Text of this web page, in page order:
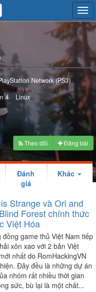
Network (PS3)
4 Linux
Theo dõi Đăng bài
Đánh
giá
Khác
Strange và Ori and
Forest chính thức
Việt Hóa
đồng game thủ Việt Nam tiếp
xôn xao với 2 bản Việt
nhất do RomHackingVN
Đây đều là những dự án
nhóm rất nhiều thời gian
sức, bù lại là một chất...